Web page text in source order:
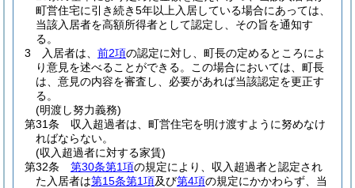
町営住宅に引き続き5年以上入居している場合にあっては、
当該入居者を高額所得者として認定し、その旨を通知す
る。
3
入居者は、 前2項の認定に対し、町長の定めるところによ
り意見を述べることができる。
この場合においては、町長
は、意見の内容を審査し、必要があれば当該認定を更正す
る。
(明渡し努力義務)
第31条
収入超過者は、町営住宅を明け渡すように努めなけ
ればならない。
(収入超過者に対する家賃)
第32条
第30条第1項の規定により、収入超過者と認定され
た入居者は第15条第1項及び第4項の規定にかかわらず、当